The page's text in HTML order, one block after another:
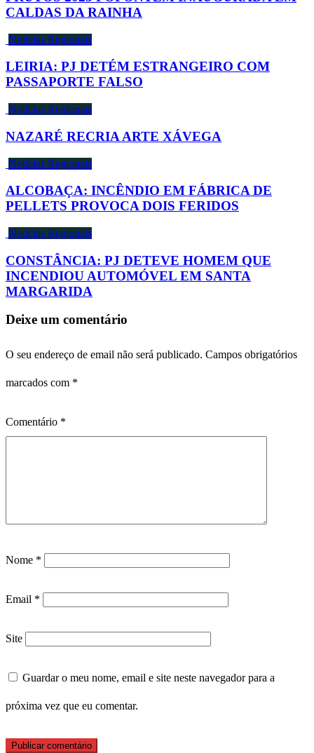
CALDAS DA RAINHA
Notícias Regionais
LEIRIA: PJ DETÉM ESTRANGEIRO COM
PASSAPORTE FALSO
Notícias Regionais
NAZARÉ RECRIA ARTE XÁVEGA
Notícias Regionais
ALCOBAÇA: INCÊNDIO EM FÁBRICA DE
PELLETS PROVOCA DOIS FERIDOS
Notícias Regionais
CONSTÂNCIA: PJ DETEVE HOMEM QUE
INCENDIOU AUTOMÓVEL EM SANTA
MARGARIDA
Deixe um comentário
O seu endereço de email não será publicado. Campos obrigatórios
marcados com *
Comentário *
Nome *
Email *
Site
Guardar o meu nome, email e site neste navegador para a
próxima vez que eu comentar.